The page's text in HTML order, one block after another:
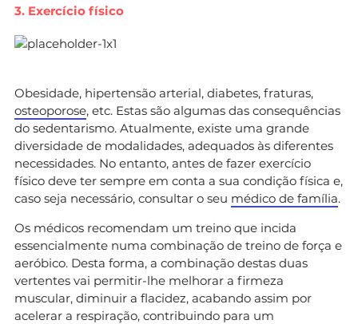
3. Exercício físico
Obesidade, hipertensão arterial, diabetes, fraturas,
osteoporose, etc. Estas são algumas das consequências
do sedentarismo. Atualmente, existe uma grande
diversidade de modalidades, adequados às diferentes
necessidades. No entanto, antes de fazer exercício
físico deve ter sempre em conta a sua condição física e,
caso seja necessário, consultar o seu médico de família.
Os médicos recomendam um treino que incida
essencialmente numa combinação de treino de força e
aeróbico. Desta forma, a combinação destas duas
vertentes vai permitir-lhe melhorar a firmeza
muscular, diminuir a flacidez, acabando assim por
acelerar a respiração, contribuindo para um